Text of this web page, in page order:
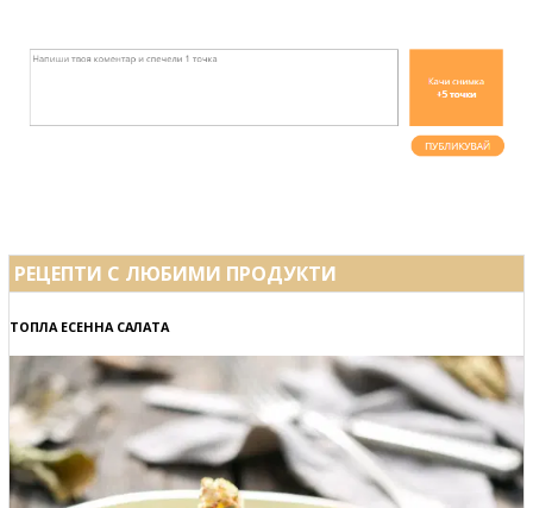
РЕЦЕПТИ С ЛЮБИМИ ПРОДУКТИ
ТОПЛА ЕСЕННА САЛАТА